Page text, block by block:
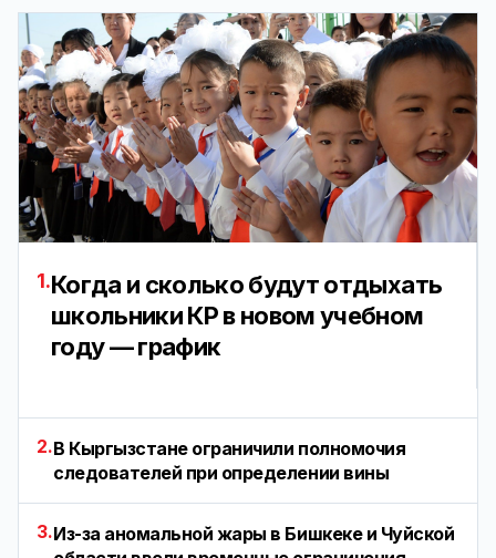
1.Когда и сколько будут отдыхать
школьники КР в новом учебном
году — график
2.В Кыргызстане ограничили полномочия
следователей при определении вины
3.Из-за аномальной жары в Бишкеке и Чуйской